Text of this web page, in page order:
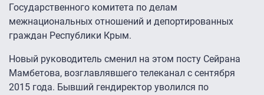
Государственного комитета по делам
межнациональных отношений и депортированных
граждан Республики Крым.
Новый руководитель сменил на этом посту Сейрана
Мамбетова, возглавлявшего телеканал с сентября
2015 года. Бывший гендиректор уволился по